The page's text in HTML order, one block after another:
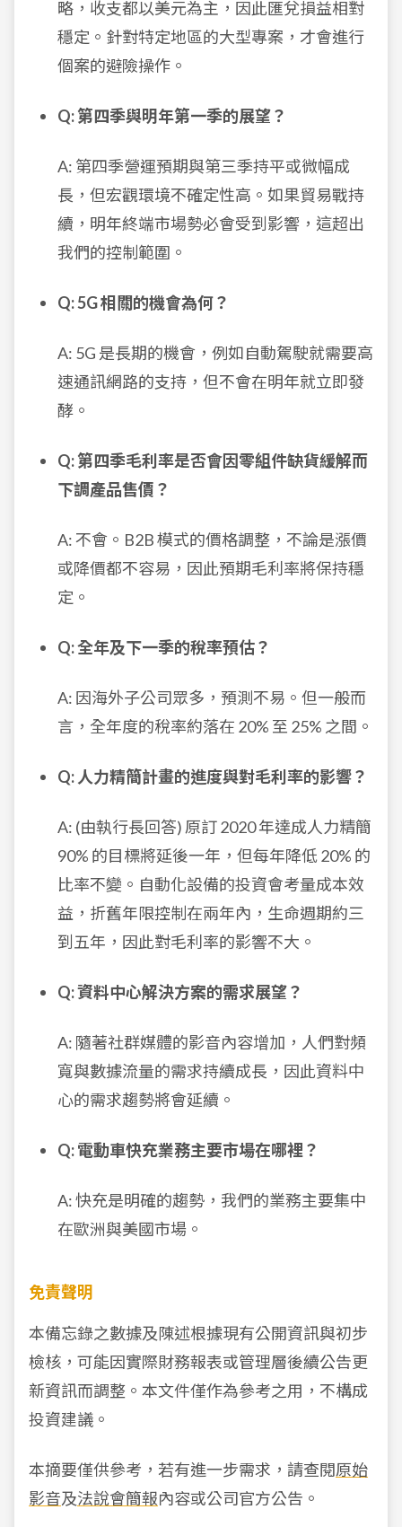
略，收支都以美元為主，因此匯兌損益相對
穩定。針對特定地區的大型專案，才會進行
個案的避險操作。
Q: 第四季與明年第一季的展望？
A: 第四季營運預期與第三季持平或微幅成
長，但宏觀環境不確定性高。如果貿易戰持
續，明年終端市場勢必會受到影響，這超出
我們的控制範圍。
Q: 5G 相關的機會為何？
A: 5G 是長期的機會，例如自動駕駛就需要高
速通訊網路的支持，但不會在明年就立即發
酵。
Q: 第四季毛利率是否會因零組件缺貨緩解而
下調產品售價？
A: 不會。B2B 模式的價格調整，不論是漲價
或降價都不容易，因此預期毛利率將保持穩
定。
Q: 全年及下一季的稅率預估？
A: 因海外子公司眾多，預測不易。但一般而
言，全年度的稅率約落在 20% 至 25% 之間。
Q: 人力精簡計畫的進度與對毛利率的影響？
A: (由執行長回答) 原訂 2020 年達成人力精簡
90% 的目標將延後一年，但每年降低 20% 的
比率不變。自動化設備的投資會考量成本效
益，折舊年限控制在兩年內，生命週期約三
到五年，因此對毛利率的影響不大。
Q: 資料中心解決方案的需求展望？
A: 隨著社群媒體的影音內容增加，人們對頻
寬與數據流量的需求持續成長，因此資料中
心的需求趨勢將會延續。
Q: 電動車快充業務主要市場在哪裡？
A: 快充是明確的趨勢，我們的業務主要集中
在歐洲與美國市場。
免責聲明
本備忘錄之數據及陳述根據現有公開資訊與初步
檢核，可能因實際財務報表或管理層後續公告更
新資訊而調整。本文件僅作為參考之用，不構成
投資建議。
本摘要僅供參考，若有進一步需求，請查閱原始
影音及法說會簡報內容或公司官方公告。